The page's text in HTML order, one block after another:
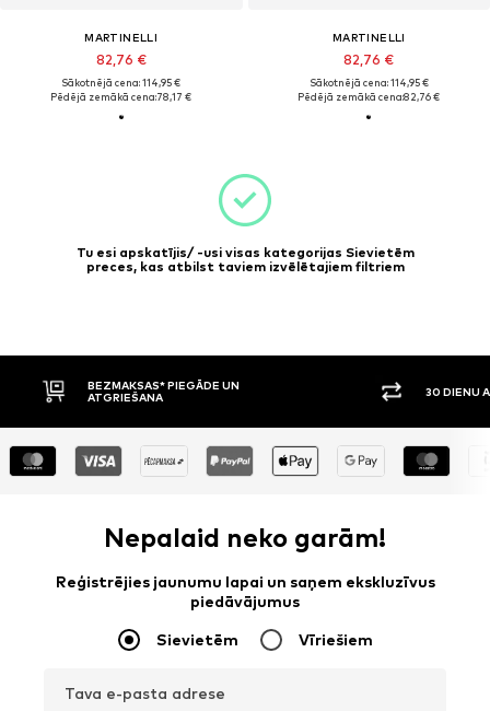
MARTINELLI
82,76 €
Sākotnējā cena: 114,95 €
Pēdējā zemākā cena:78,17 €
MARTINELLI
82,76 €
Sākotnējā cena: 114,95 €
Pēdējā zemākā cena:82,76 €
Tu esi apskatījis/ -usi visas kategorijas Sievietēm
preces, kas atbilst taviem izvēlētajiem filtriem
BEZMAKSAS* PIEGĀDE UN
ATGRIEŠANA
30 DIENU
Nepalaid neko garām!
Reģistrējies jaunumu lapai un saņem ekskluzīvus
piedāvājumus
Sievietēm Vīriešiem
Tava e-pasta adrese